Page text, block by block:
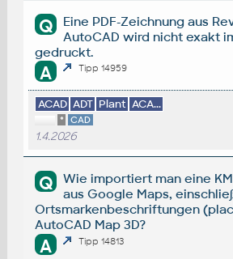
Q
Eine PDF-Zeichnung aus
AutoCAD wird nicht exakt
gedruckt.
A Tipp 14959
ACAD ADT Plant ACA...
* CAD
1.4.2026
Q
Wie importiert man eine
aus Google Maps,
Ortsmarkenbeschriftungen
AutoCAD Map 3D?
A Tipp 14813